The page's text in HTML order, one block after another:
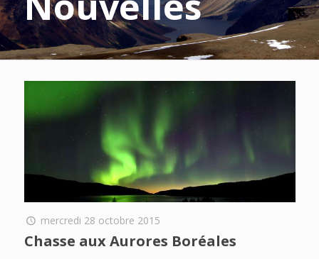
mercredi 28 octobre 2015
Chasse aux Aurores Boréales